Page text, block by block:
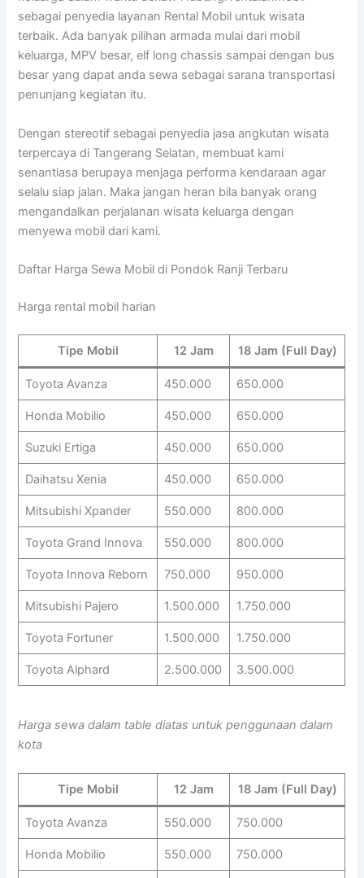
sebagai penyedia layanan Rental Mobil untuk wisata
terbaik. Ada banyak pilihan armada mulai dari mobil
keluarga, MPV besar, elf long chassis sampai dengan bus
besar yang dapat anda sewa sebagai sarana transportasi
penunjang kegiatan itu.
Dengan stereotif sebagai penyedia jasa angkutan wisata
terpercaya di Tangerang Selatan, membuat kami
senantiasa berupaya menjaga performa kendaraan agar
selalu siap jalan. Maka jangan heran bila banyak orang
mengandalkan perjalanan wisata keluarga dengan
menyewa mobil dari kami.
Daftar Harga Sewa Mobil di Pondok Ranji Terbaru
Harga rental mobil harian
Tipe Mobil 12 Jam 18 Jam (Full Day)
Toyota Avanza 450.000 650.000
Honda Mobilio 450.000 650.000
Suzuki Ertiga 450.000 650.000
Daihatsu Xenia 450.000 650.000
Mitsubishi Xpander 550.000 800.000
Toyota Grand Innova 550.000 800.000
Toyota Innova Reborn 750.000 950.000
Mitsubishi Pajero 1.500.000 1.750.000
Toyota Fortuner 1.500.000 1.750.000
Toyota Alphard 2.500.000 3.500.000
Harga sewa dalam table diatas untuk penggunaan dalam
kota
Tipe Mobil 12 Jam 18 Jam (Full Day)
Toyota Avanza 550.000 750.000
Honda Mobilio 550.000 750.000